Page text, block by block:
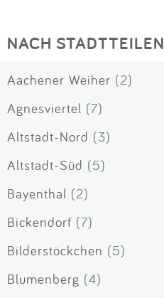
NACH STADTTEILEN
Aachener Weiher (2)
Agnesviertel (7)
Altstadt-Nord (3)
Altstadt-Süd (5)
Bayenthal (2)
Bickendorf (7)
Bilderstöckchen (5)
Blumenberg (4)